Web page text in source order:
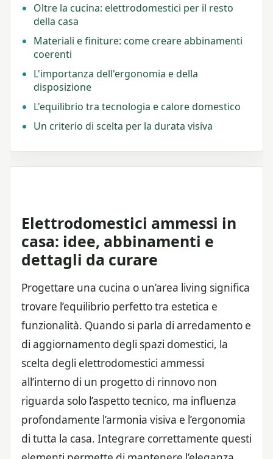
Oltre la cucina: elettrodomestici per il resto
della casa
Materiali e finiture: come creare abbinamenti
coerenti
L'importanza dell'ergonomia e della
disposizione
L'equilibrio tra tecnologia e calore domestico
Un criterio di scelta per la durata visiva
Elettrodomestici ammessi in
casa: idee, abbinamenti e
dettagli da curare
Progettare una cucina o un’area living significa
trovare l’equilibrio perfetto tra estetica e
funzionalità. Quando si parla di arredamento e
di aggiornamento degli spazi domestici, la
scelta degli elettrodomestici ammessi
all’interno di un progetto di rinnovo non
riguarda solo l’aspetto tecnico, ma influenza
profondamente l’armonia visiva e l’ergonomia
di tutta la casa. Integrare correttamente questi